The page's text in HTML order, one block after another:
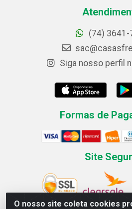
O nosso site coleta cookies
(74) 3641-
Siga nosso perfil
Formas de
Site